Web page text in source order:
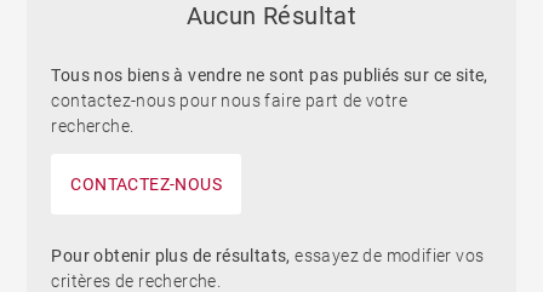
Aucun Résultat
Tous nos biens à vendre ne sont pas publiés sur ce site,
contactez-nous pour nous faire part de votre
recherche.
CONTACTEZ-NOUS
Pour obtenir plus de résultats,essayez de modifier vos
critères de recherche.